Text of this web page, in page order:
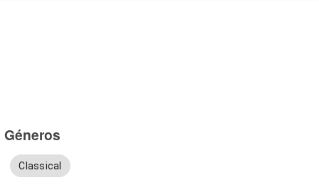
Géneros
Classical